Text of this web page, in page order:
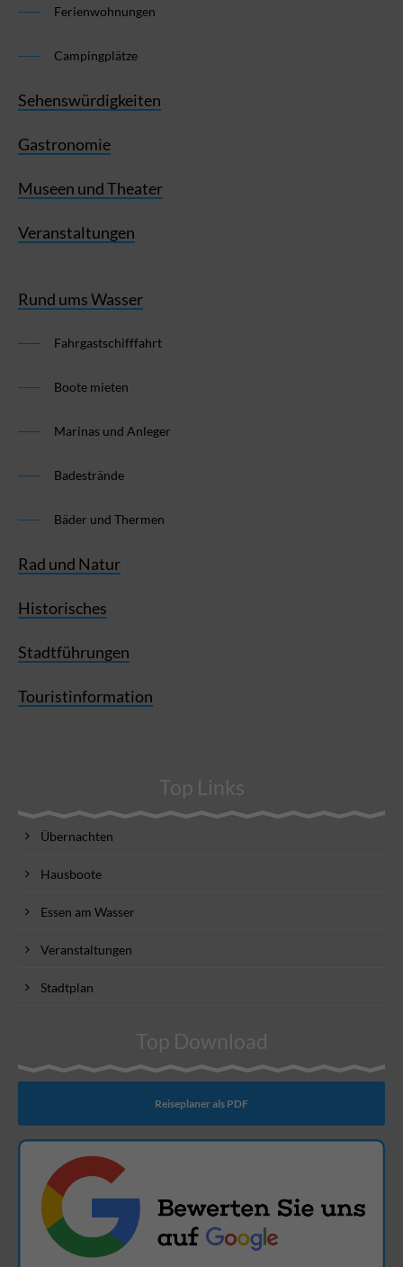
Ferienwohnungen
Campingplätze
Sehenswürdigkeiten
Gastronomie
Museen und Theater
Veranstaltungen
Rund ums Wasser
Fahrgastschifffahrt
Boote mieten
Marinas und Anleger
Badestrände
Bäder und Thermen
Rad und Natur
Historisches
Stadtführungen
Touristinformation
Top Links
Übernachten
Hausboote
Essen am Wasser
Veranstaltungen
Stadtplan
Top Download
Reiseplaner als PDF